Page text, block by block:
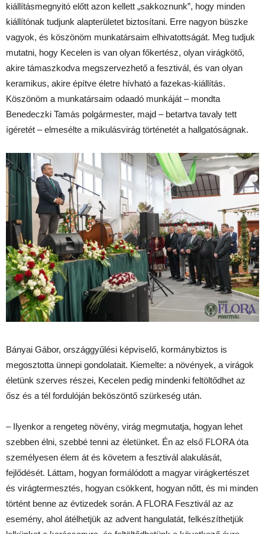
kiállításmegnyitó előtt azon kellett „sakkoznunk”, hogy minden
kiállítónak tudjunk alapterületet biztosítani. Erre nagyon büszke
vagyok, és köszönöm munkatársaim elhivatottságát. Meg tudjuk
mutatni, hogy Kecelen is van olyan főkertész, olyan virágkötő,
akire támaszkodva megszervezhető a fesztivál, és van olyan
keramikus, akire építve életre hívható a fazekas-kiállítás.
Köszönöm a munkatársaim odaadó munkáját – mondta
Benedeczki Tamás polgármester, majd – betartva tavaly tett
ígéretét – elmesélte a mikulásvirág történetét a hallgatóságnak.
Bányai Gábor, országgyűlési képviselő, kormánybiztos is
megosztotta ünnepi gondolatait. Kiemelte: a növények, a virágok
életünk szerves részei, Kecelen pedig mindenki feltöltődhet az
ősz és a tél fordulóján beköszöntő szürkeség után.
– Ilyenkor a rengeteg növény, virág megmutatja, hogyan lehet
szebben élni, szebbé tenni az életünket. Én az első FLORA óta
személyesen élem át és követem a fesztivál alakulását,
fejlődését. Láttam, hogyan formálódott a magyar virágkertészet
és virágtermesztés, hogyan csökkent, hogyan nőtt, és mi minden
történt benne az évtizedek során. A FLORA Fesztivál az az
esemény, ahol átélhetjük az advent hangulatát, felkészíthetjük